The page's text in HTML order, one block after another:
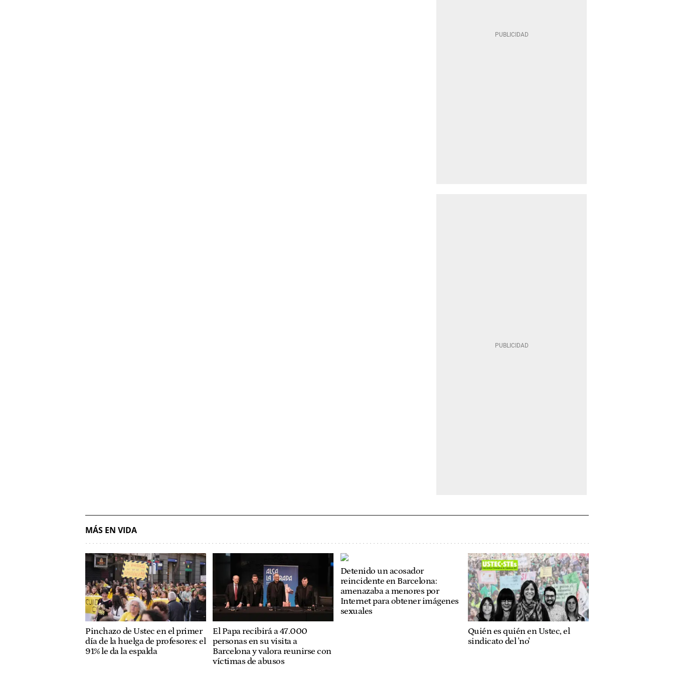
MÁS EN VIDA
Pinchazo de Ustec en el primer
día de la huelga de profesores: el
91% le da la espalda
El Papa recibirá a 47.000
personas en su visita a
Barcelona y valora reunirse con
víctimas de abusos
Detenido un acosador
reincidente en Barcelona:
amenazaba a menores por
Internet para obtener imágenes
sexuales
Quién es quién en Ustec, el
sindicato del 'no'